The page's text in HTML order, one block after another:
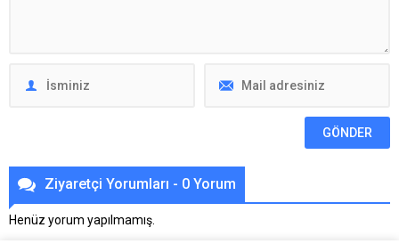
Ziyaretçi Yorumları - 0 Yorum
Henüz yorum yapılmamış.